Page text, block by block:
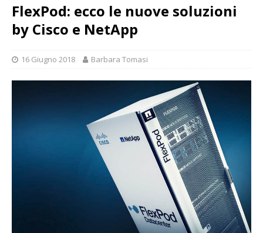
FlexPod: ecco le nuove soluzioni
by Cisco e NetApp
16 Giugno 2018 Barbara Tomasi